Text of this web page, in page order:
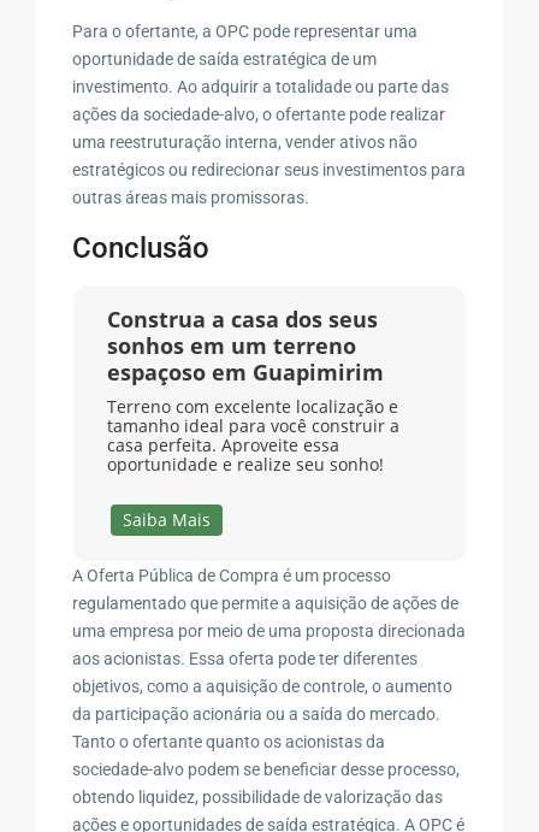
Para o ofertante, a OPC pode representar uma
oportunidade de saída estratégica de um
investimento. Ao adquirir a totalidade ou parte das
ações da sociedade-alvo, o ofertante pode realizar
uma reestruturação interna, vender ativos não
estratégicos ou redirecionar seus investimentos para
outras áreas mais promissoras.
Conclusão
Construa a casa dos seus
sonhos em um terreno
espaçoso em Guapimirim
Terreno com excelente localização e
tamanho ideal para você construir a
casa perfeita. Aproveite essa
oportunidade e realize seu sonho!
Saiba Mais
A Oferta Pública de Compra é um processo
regulamentado que permite a aquisição de ações de
uma empresa por meio de uma proposta direcionada
aos acionistas. Essa oferta pode ter diferentes
objetivos, como a aquisição de controle, o aumento
da participação acionária ou a saída do mercado.
Tanto o ofertante quanto os acionistas da
sociedade-alvo podem se beneficiar desse processo,
obtendo liquidez, possibilidade de valorização das
ações e oportunidades de saída estratégica. A OPC é